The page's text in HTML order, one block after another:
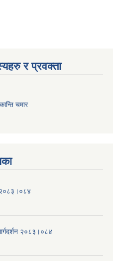
र प्रवक्ता
चमार
२०८३।०८४
२०८३।०८४